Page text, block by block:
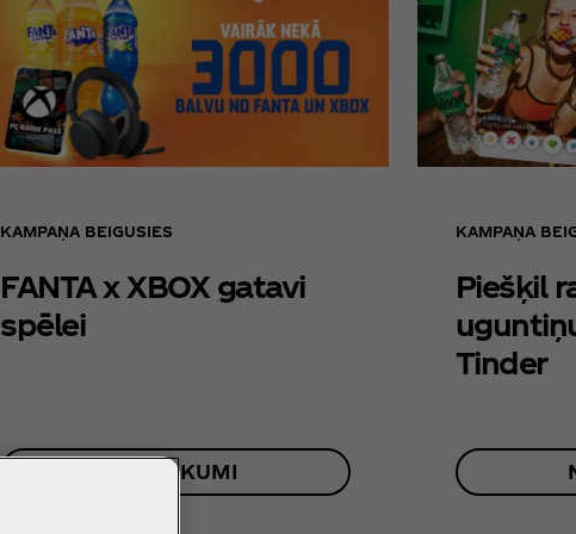
KAMPAŅA BEIGUSIES
FANTA x XBOX gatavi
spēlei
NOTEIKUMI
KAMPAŅA
Piešķil
Tinder